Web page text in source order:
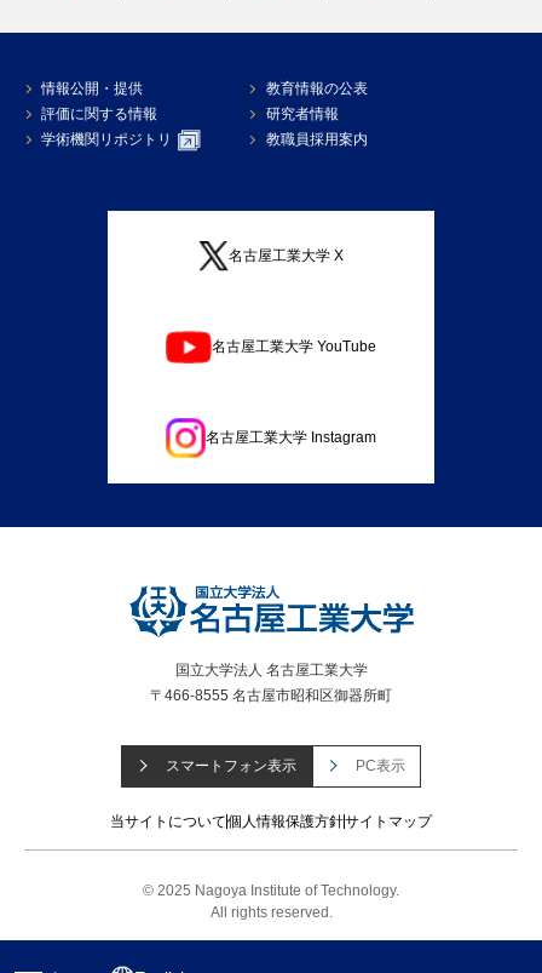
情報公開・提供
教育情報の公表
評価に関する情報
研究者情報
学術機関リポジトリ
教職員採用案内
名古屋工業大学 X
名古屋工業大学 YouTube
名古屋工業大学 Instagram
国立大学法人 名古屋工業大学
〒466-8555 名古屋市昭和区御器所町
スマートフォン表示 PC表示
当サイトについて個人情報保護方針サイトマップ
© 2025 Nagoya Institute of Technology.
All rights reserved.